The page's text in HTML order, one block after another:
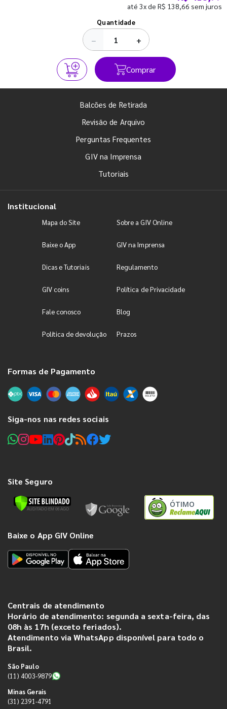
até 3x de R$ 138,66 sem juros
Quantidade
− +
Comprar
Balcões de Retirada
Revisão de Arquivo
Perguntas Frequentes
GIV na Imprensa
Tutoriais
Institucional
Mapa do Site Sobre a GIV Online
Baixe o App GIV na Imprensa
Dicas e Tutoriais Regulamento
GIV coins Política de Privacidade
Fale conosco Blog
Política de devolução Prazos
Formas de Pagamento
Siga-nos nas redes sociais
Site Seguro
ÓTIMO
Baixe o App GIV Online
Centrais de atendimento
Horário de atendimento: segunda a sexta-feira, das
08h às 17h (exceto feriados).
Atendimento via WhatsApp disponível para todo o
Brasil.
São Paulo
(11) 4003-9879
Minas Gerais
(31) 2391-4791